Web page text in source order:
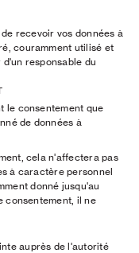
recevoir vos données à
couramment utilisé et
responsable du
le consentement que
de données à
cela n'affectera pas
à caractère personnel
donné jusqu'au
consentement, il ne
auprès de l'autorité